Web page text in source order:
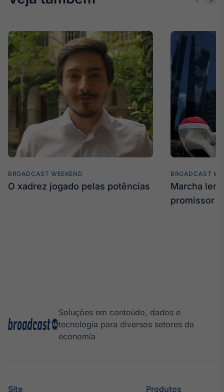
BROADCAST WEEKEND
O xadrez jogado pelas potências
BROADCAST
Marcha
promissor
Soluções em conteúdo, dados e
tecnologia para diversos setores da
economia
Site Produtos